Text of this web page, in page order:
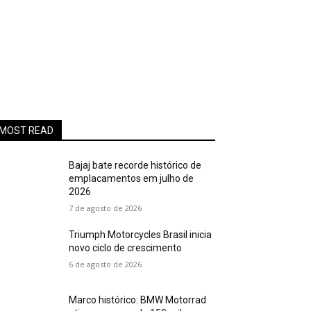
MOST READ
Bajaj bate recorde histórico de
emplacamentos em julho de
2026
7 de agosto de 2026
Triumph Motorcycles Brasil inicia
novo ciclo de crescimento
6 de agosto de 2026
Marco histórico: BMW Motorrad